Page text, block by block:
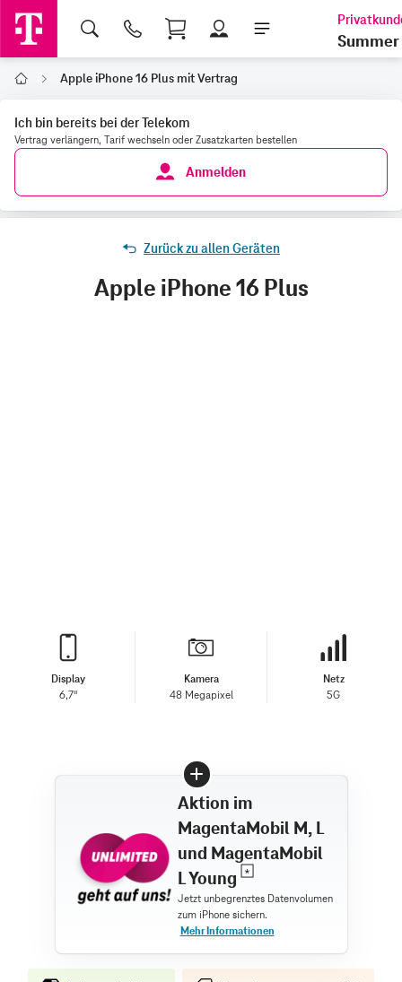
Shopping Cart
Summer
Home Apple iPhone 16 Plus mit Vertrag
Ich bin bereits bei der Telekom
Vertrag verlängern, Tarif wechseln oder Zusatzkarten bestellen
Anmelden
Zurück zu allen Geräten
Apple iPhone 16 Plus
Display
6,7"
Kamera
48 Megapixel
Netz
5G
Aktion im
MagentaMobil M, L
und MagentaMobil
L Young